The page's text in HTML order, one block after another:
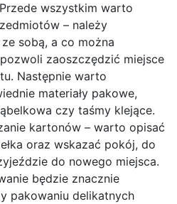
wszystkim warto
– należy
sobą, a co można
zaoszczędzić miejsce
Następnie warto
materiały pakowe,
czy taśmy klejące.
kartonów – warto opisać
oraz wskazać pokój, do
do nowego miejsca.
będzie znacznie
pakowaniu delikatnych